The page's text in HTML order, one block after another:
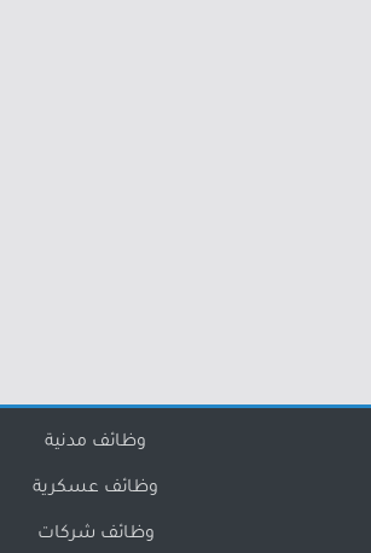
وظائف مدنية
وظائف عسكرية
وظائف شركات